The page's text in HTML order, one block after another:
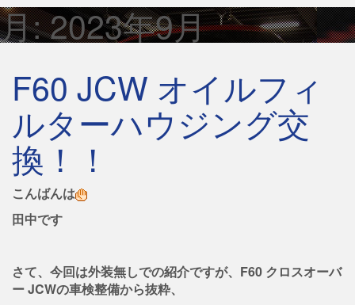
月:2023年9月
F60 JCW オイルフィ
ルターハウジング交
換！！
こんばんは
田中です
さて、今回は外装無しでの紹介ですが、F60 クロスオーバ
ー JCWの車検整備から抜粋、